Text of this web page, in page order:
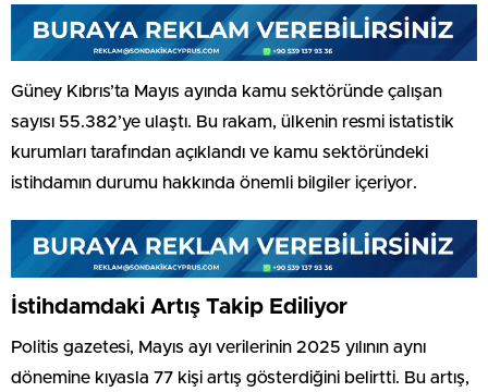
Güney Kıbrıs’ta Mayıs ayında kamu sektöründe çalışan
sayısı 55.382’ye ulaştı. Bu rakam, ülkenin resmi istatistik
kurumları tarafından açıklandı ve kamu sektöründeki
istihdamın durumu hakkında önemli bilgiler içeriyor.
İstihdamdaki Artış Takip Ediliyor
Politis gazetesi, Mayıs ayı verilerinin 2025 yılının aynı
dönemine kıyasla 77 kişi artış gösterdiğini belirtti. Bu artış,